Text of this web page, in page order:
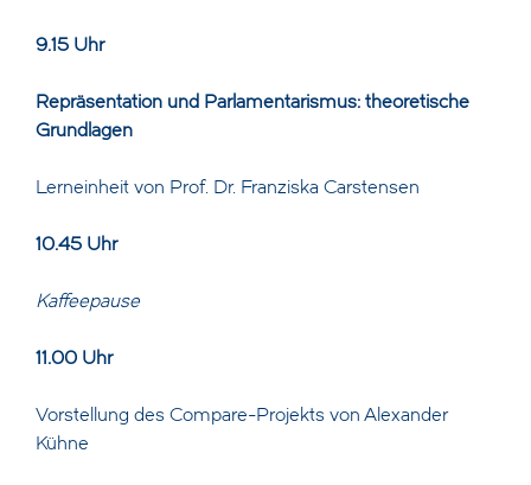
9.15 Uhr
Repräsentation und Parlamentarismus: theoretische
Grundlagen
Lerneinheit von Prof. Dr. Franziska Carstensen
10.45 Uhr
Kaffeepause
11.00 Uhr
Vorstellung des Compare-Projekts von Alexander
Kühne